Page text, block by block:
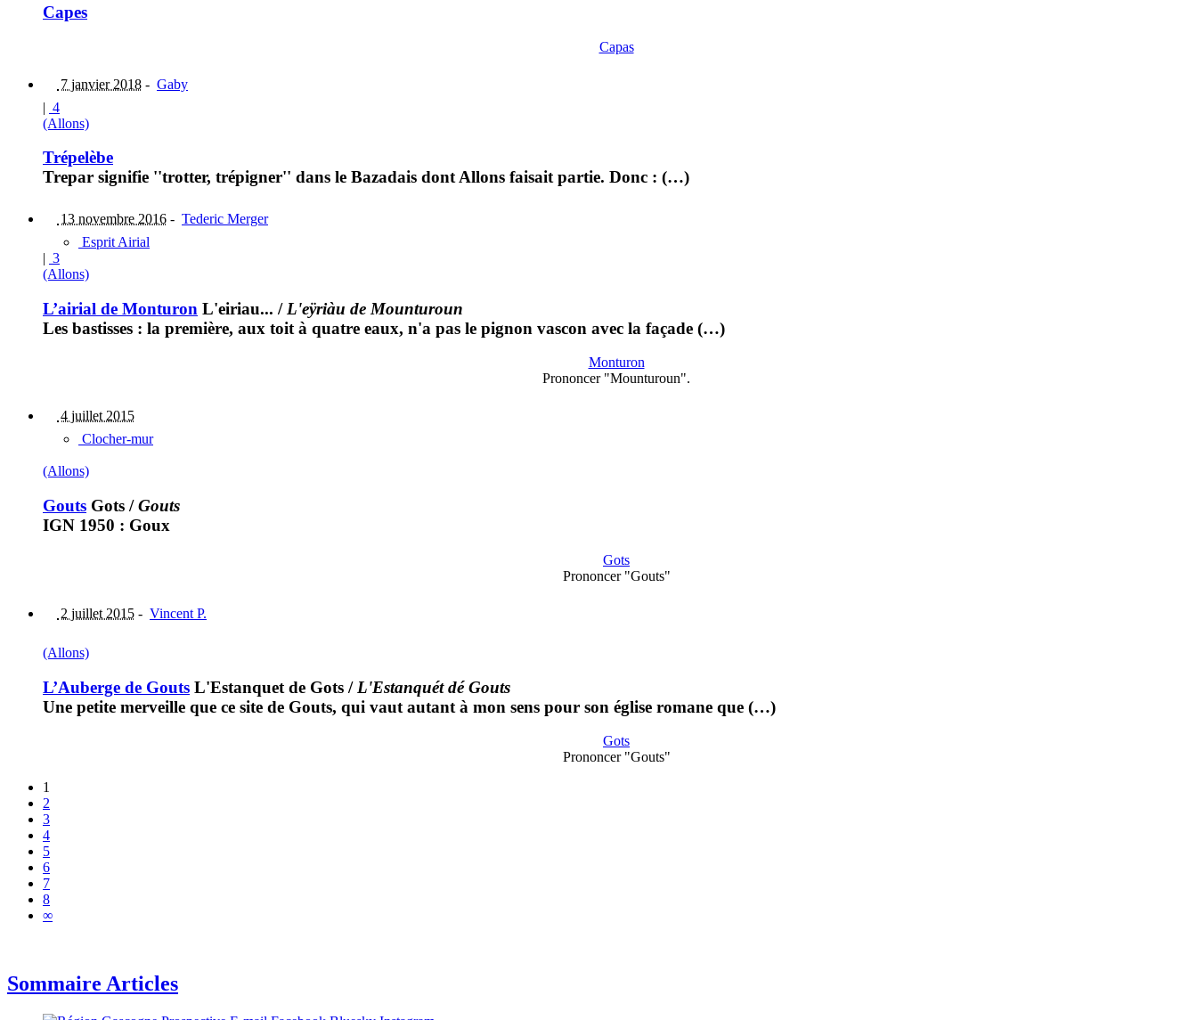
Capes
Capas
7 janvier 2018 - Gaby
| 4
(Allons)
Trépelèbe
Trepar signifie ''trotter, trépigner'' dans le Bazadais dont Allons faisait partie. Donc : (…)
13 novembre 2016 - Tederic Merger
Esprit Airial
| 3
(Allons)
L’airial de Monturon L'eiriau... / L'eÿriàu de Mounturoun
Les bastisses : la première, aux toit à quatre eaux, n'a pas le pignon vascon avec la façade (…)
Monturon
Prononcer "Mounturoun".
4 juillet 2015
Clocher-mur
(Allons)
Gouts Gots /Gouts
IGN 1950 : Goux
Gots
Prononcer "Gouts"
2 juillet 2015 - Vincent P.
(Allons)
L’Auberge de Gouts L'Estanquet de Gots / L'Estanquét dé Gouts
Une petite merveille que ce site de Gouts, qui vaut autant à mon sens pour son église romane que (…)
Gots
Prononcer "Gouts"
1
2
3
4
5
6
7
8
∞
Sommaire Articles